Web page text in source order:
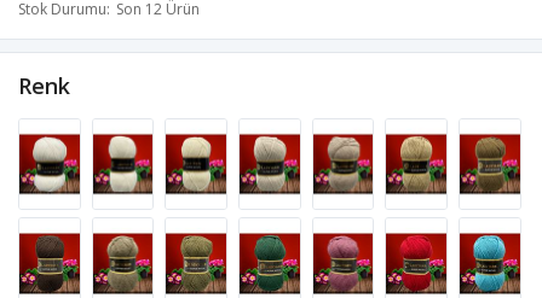
Stok Durumu Son 12 Ürün
Renk